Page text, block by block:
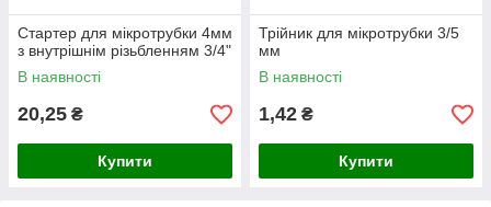
Стартер для мікротрубки 4мм
з внутрішнім різьбленням 3/4"
В наявності
20,25 ₴
Купити
Трійник для мікротрубки 3/5
мм
В наявності
1,42 ₴
Купити